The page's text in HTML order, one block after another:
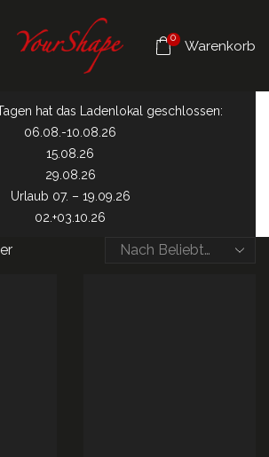
0
Warenkorb
hat das Ladenlokal geschlossen:
06.08.-10.08.26
15.08.26
29.08.26
Urlaub 07. – 19.09.26
02.+03.10.26